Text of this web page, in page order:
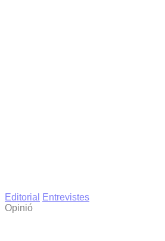
Editorial
Entrevistes
Opinió